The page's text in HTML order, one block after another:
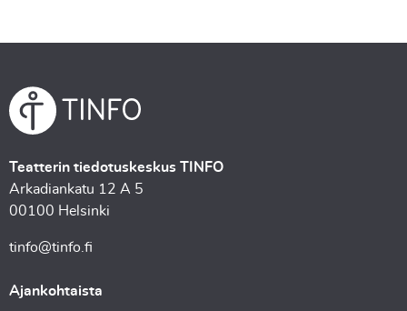
Teatterin tiedotuskeskus TINFO
Arkadiankatu 12 A 5
00100 Helsinki
tinfo@tinfo.fi
Ajankohtaista